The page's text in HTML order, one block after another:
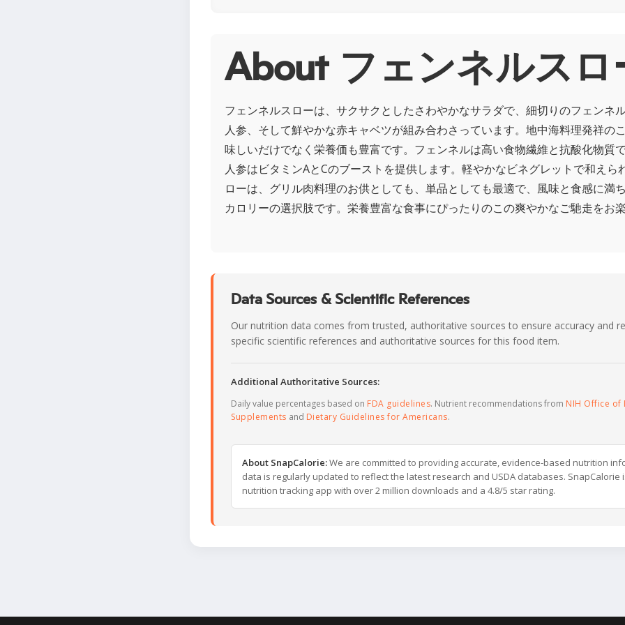
About フェンネルスロ
フェンネルスローは、サクサクとしたさわやかなサラダで、細切りのフェンネ
人参、そして鮮やかな赤キャベツが組み合わさっています。地中海料理発祥の
味しいだけでなく栄養価も豊富です。フェンネルは高い食物繊維と抗酸化物質
人参はビタミンAとCのブーストを提供します。軽やかなビネグレットで和えら
ローは、グリル肉料理のお供としても、単品としても最適で、風味と食感に満
カロリーの選択肢です。栄養豊富な食事にぴったりのこの爽やかなご馳走をお
Data Sources & Scientific References
Our nutrition data comes from trusted, authoritative sources to ensure accuracy and
specific scientific references and authoritative sources for this food item.
Additional Authoritative Sources:
Daily value percentages based on FDA guidelines. Nutrient recommendations from NIH Office of
Supplements and Dietary Guidelines for Americans.
About SnapCalorie:We are committed to providing accurate, evidence-based nutrition
data is regularly updated to reflect the latest research and USDA databases. SnapCalorie
nutrition tracking app with over 2 million downloads and a 4.8/5 star rating.